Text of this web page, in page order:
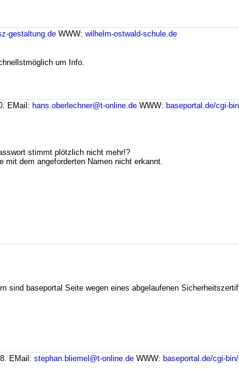
gestaltung.de WWW: wilhelm-ostwald-schule.de
um Info.
EMail: hans.oberlechner@t-online.de WWW: baseportal.de/cgi-
stimmt plötzlich nicht mehr!?
mit dem angeforderten Namen nicht erkannt.
sind baseportal Seite wegen eines abgelaufenen
EMail: stephan.bliemel@t-online.de WWW: baseportal.de/cgi-